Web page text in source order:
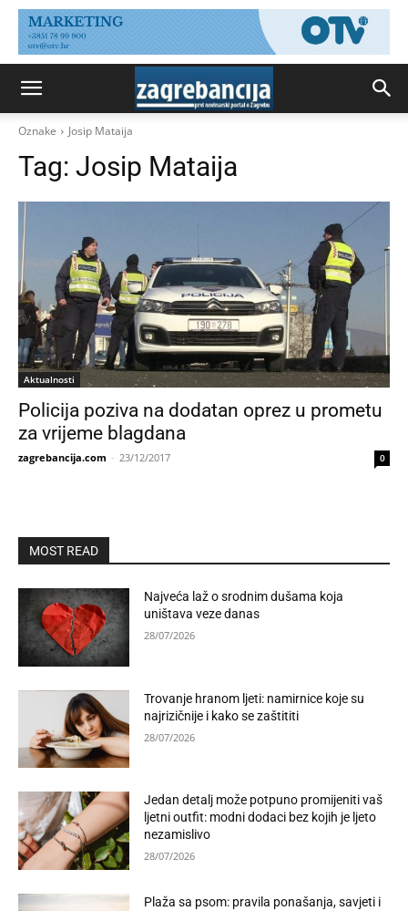
Oznake Josip Mataija
Tag: Josip Mataija
Aktualnosti
Policija poziva na dodatan oprez u prometu
za vrijeme blagdana
zagrebancija.com - 23/12/2017 0
MOST READ
Najveća laž o srodnim dušama koja
uništava veze danas
28/07/2026
Trovanje hranom ljeti: namirnice koje su
najrizičnije i kako se zaštititi
28/07/2026
Jedan detalj može potpuno promijeniti vaš
ljetni outfit: modni dodaci bez kojih je ljeto
nezamislivo
28/07/2026
Plaža sa psom: pravila ponašanja, savjeti i